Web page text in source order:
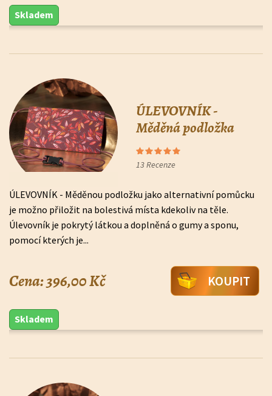
Skladem
ÚLEVOVNÍK -
Měděná podložka
13Recenze
ÚLEVOVNÍK - Měděnou podložku jako alternativní pomůcku
je možno přiložit na bolestivá místa kdekoliv na těle.
Úlevovník je pokrytý látkou a doplněná o gumy a sponu,
pomocí kterých je...
Cena: 396,00 Kč KOUPIT
Skladem